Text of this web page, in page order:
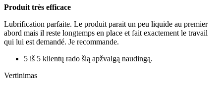
Produit très efficace
Lubrification parfaite. Le produit parait un peu liquide au premier
abord mais il reste longtemps en place et fait exactement le travail
qui lui est demandé. Je recommande.
5 iš 5 klientų rado šią apžvalgą naudingą.
Vertinimas